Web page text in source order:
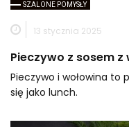
SZALONE POMYSŁY
13 stycznia 2025
Pieczywo z sosem z
Pieczywo i wołowina to
się jako lunch.